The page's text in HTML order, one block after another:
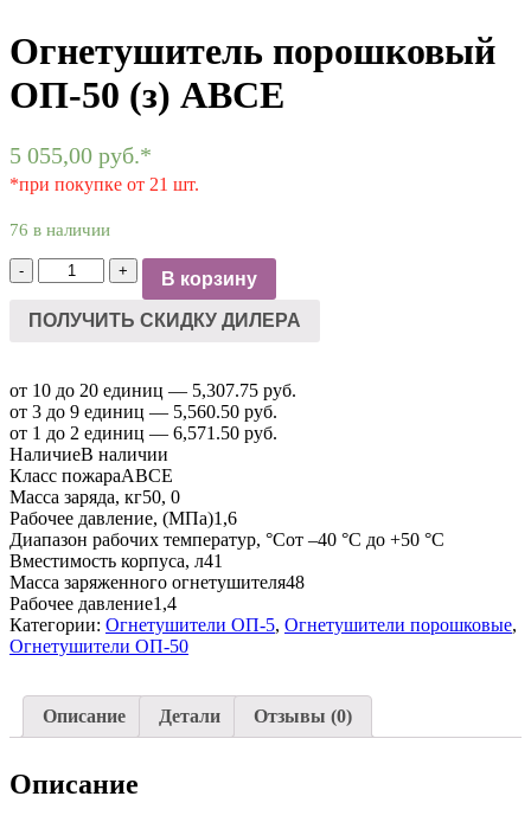
Огнетушитель порошковый
ОП-50 (з) АВСЕ
5 055,00 руб.*
*при покупке от 21 шт.
76 в наличии
-
Количество
товара
Огнетушитель
порошковый
АВСЕ
+ В корзину
ПОЛУЧИТЬ СКИДКУ ДИЛЕРА
от 10 до 20 единиц — 5,307.75 руб.
от 3 до 9 единиц — 5,560.50 руб.
от 1 до 2 единиц — 6,571.50 руб.
НаличиеВ наличии
Класс пожараАВСЕ
Масса заряда, кг50, 0
Рабочее давление, (МПа)1,6
Диапазон рабочих температур, °Сот –40 °С до +50 °С
Вместимость корпуса, л41
Масса заряженного огнетушителя48
Рабочее давление1,4
Категории: Огнетушители ОП-5, Огнетушители порошковые,
Огнетушители ОП-50
Описание Детали Отзывы (0)
Описание